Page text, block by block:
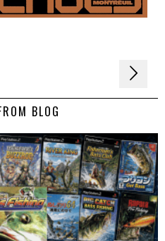
BLOG